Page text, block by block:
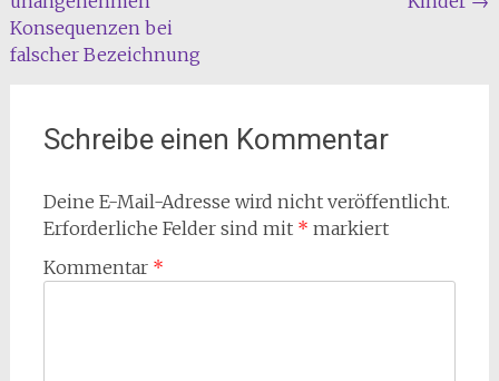
Konsequenzen bei
falscher Bezeichnung
Schreibe einen Kommentar
Deine E-Mail-Adresse wird nicht veröffentlicht.
Erforderliche Felder sind mit * markiert
Kommentar *